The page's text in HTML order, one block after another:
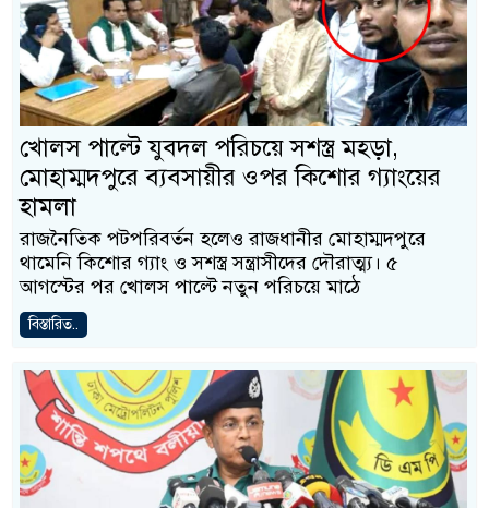
খোলস পাল্টে যুবদল পরিচয়ে সশস্ত্র মহড়া,
মোহাম্মদপুরে ব্যবসায়ীর ওপর কিশোর গ্যাংয়ের
হামলা
রাজনৈতিক পটপরিবর্তন হলেও রাজধানীর মোহাম্মদপুরে
থামেনি কিশোর গ্যাং ও সশস্ত্র সন্ত্রাসীদের দৌরাত্ম্য। ৫
আগস্টের পর খোলস পাল্টে নতুন পরিচয়ে মাঠে
বিস্তারিত..